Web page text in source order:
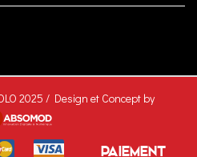
2025 / Design et Concept by
PAIEMENT